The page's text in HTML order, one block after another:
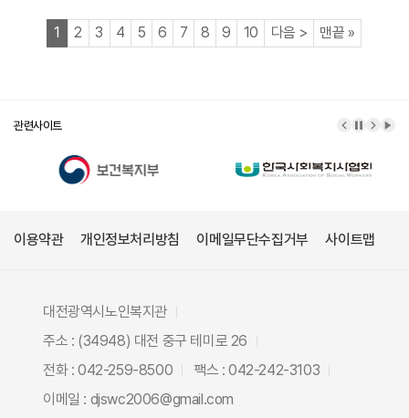
열린
1 페이지
2페이지
3페이지
4페이지
5페이지
6 페이지
7페이지
8페이지
9페이지
10페이지
다음 페이지
> 맨끝 페이지
»
관련사이트 이전 배너
배너 정
다음
배
이용약관 개인정보처리방침 이메일무단수집거부 사이트맵
대전광역시노인복지관
주소 : (34948) 대전 중구 테미로 26
전화 : 042-259-8500
팩스 : 042-242-3103
이메일 : djswc2006@gmail.com